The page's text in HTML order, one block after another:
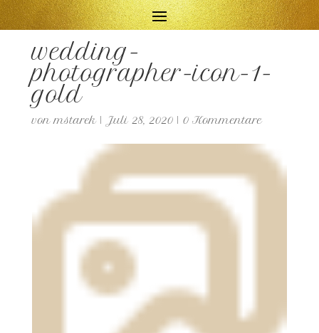
wedding-
photographer-icon-1-
gold
vonmstarek| Juli 28, 2020| 0 Kommentare